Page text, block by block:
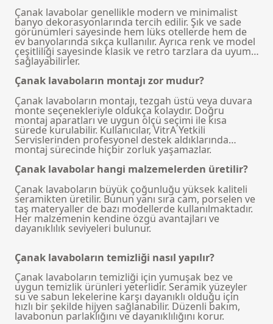
Çanak lavabolar genellikle modern ve minimalist
banyo dekorasyonlarında tercih edilir. Şık ve sade
görünümleri sayesinde hem lüks otellerde hem de
ev banyolarında sıkça kullanılır. Ayrıca renk ve model
çeşitliliği sayesinde klasik ve retro tarzlara da uyum
sağlayabilirler.
Çanak lavaboların montajı zor mudur?
Çanak lavaboların montajı, tezgah üstü veya duvara
monte seçenekleriyle oldukça kolaydır. Doğru
montaj aparatları ve uygun ölçü seçimi ile kısa
sürede kurulabilir. Kullanıcılar, VitrA Yetkili
Servislerinden profesyonel destek aldıklarında
montaj sürecinde hiçbir zorluk yaşamazlar.
Çanak lavabolar hangi malzemelerden üretilir?
Çanak lavaboların büyük çoğunluğu yüksek kaliteli
seramikten üretilir. Bunun yanı sıra cam, porselen ve
taş materyaller de bazı modellerde kullanılmaktadır.
Her malzemenin kendine özgü avantajları ve
dayanıklılık seviyeleri bulunur.
Çanak lavaboların temizliği nasıl yapılır?
Çanak lavaboların temizliği için yumuşak bez ve
uygun temizlik ürünleri yeterlidir. Seramik yüzeyler
su ve sabun lekelerine karşı dayanıklı olduğu için
hızlı bir şekilde hijyen sağlanabilir. Düzenli bakım,
lavabonun parlaklığını ve dayanıklılığını korur.